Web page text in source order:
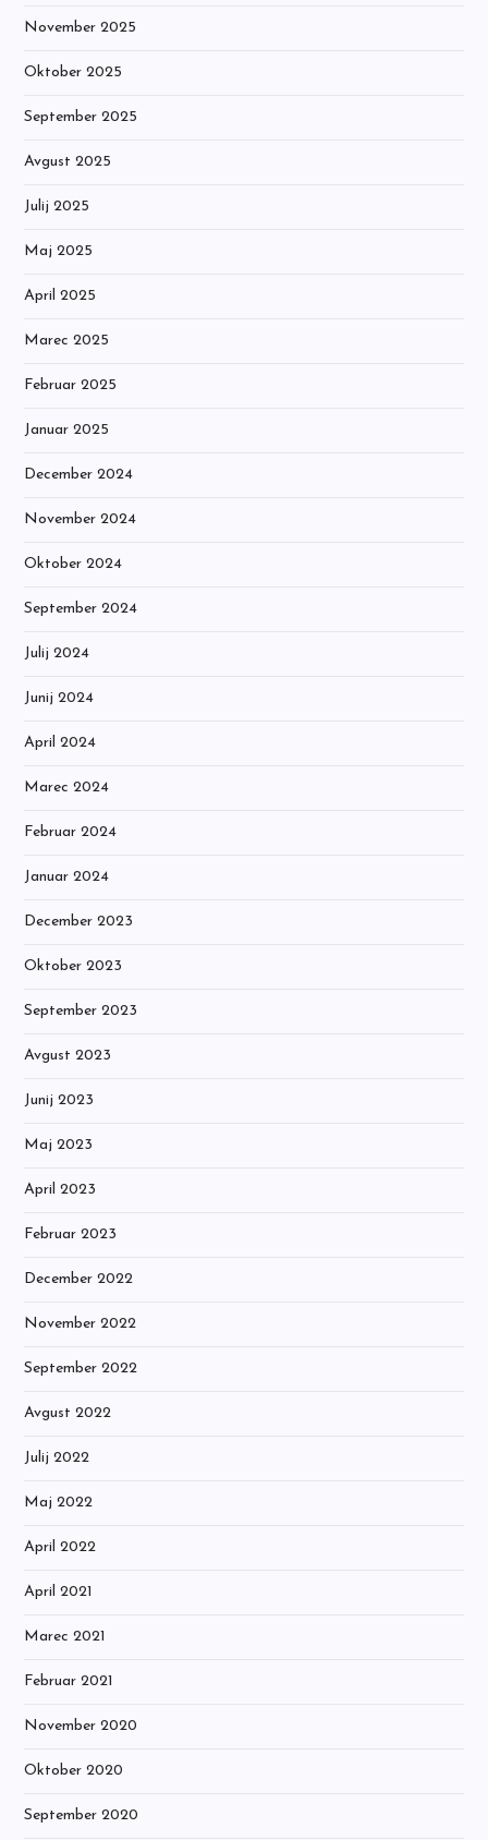
November 2025
Oktober 2025
September 2025
Avgust 2025
Julij 2025
Maj 2025
April 2025
Marec 2025
Februar 2025
Januar 2025
December 2024
November 2024
Oktober 2024
September 2024
Julij 2024
Junij 2024
April 2024
Marec 2024
Februar 2024
Januar 2024
December 2023
Oktober 2023
September 2023
Avgust 2023
Junij 2023
Maj 2023
April 2023
Februar 2023
December 2022
November 2022
September 2022
Avgust 2022
Julij 2022
Maj 2022
April 2022
April 2021
Marec 2021
Februar 2021
November 2020
Oktober 2020
September 2020